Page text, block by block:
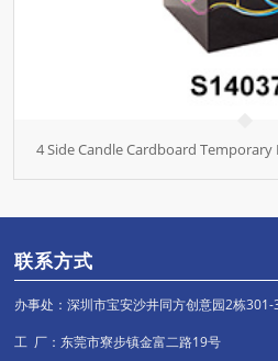
4 Side Candle Cardboard Temporary
联系方式
办事处：深圳市宝安沙井同方创意园2栋301-
工 厂：东莞市寮步镇金富二路19号